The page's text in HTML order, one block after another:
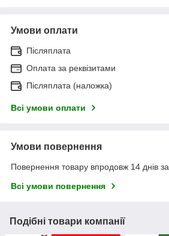
Умови оплати
Післяплата
Оплата за реквізитами
Післяплата (наложка)
Всі умови оплати
Умови повернення
Повернення товару впродовж 14 днів
Всі умови повернення
Подібні товари компанії